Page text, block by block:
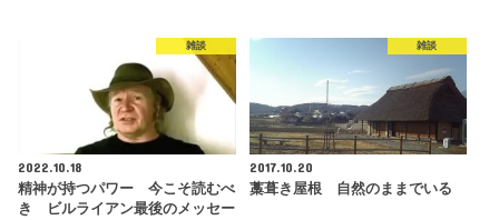
雑談
2022.10.18
精神が持つパワー 今こそ読むべ
き ビルライアン最後のメッセー
雑談
2017.10.20
藁葺き屋根 自然のままでいる